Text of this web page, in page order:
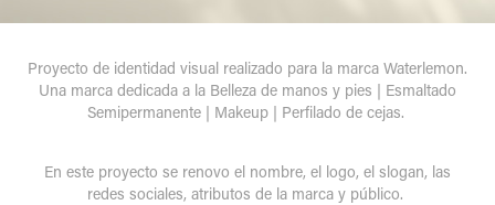
Proyecto de identidad visual realizado para la marca Waterlemon.
Una marca dedicada a la Belleza de manos y pies | Esmaltado
Semipermanente | Makeup | Perfilado de cejas.
En este proyecto se renovo el nombre, el logo, el slogan, las
redes sociales, atributos de la marca y público.